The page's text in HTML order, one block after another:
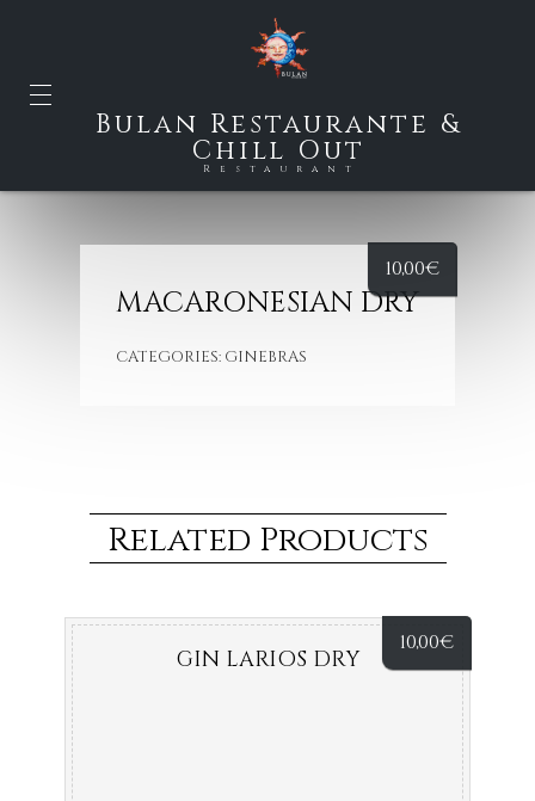
Bulan Restaurante &
Chill Out
Restaurant
MACARONESIAN DRY
CATEGORIES: GINEBRAS
10,00€
Related Products
10,00€
GIN LARIOS DRY